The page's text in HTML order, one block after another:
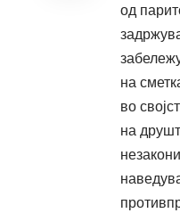
од
на
во
на